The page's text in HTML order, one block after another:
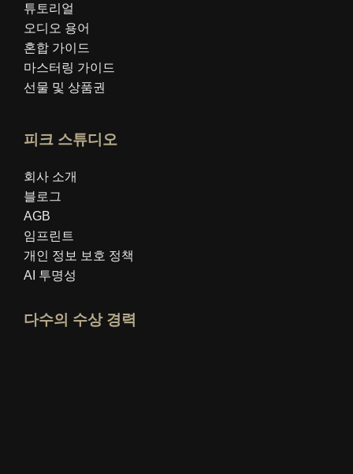
튜토리얼
오디오 용어
혼합 가이드
마스터링 가이드
선물 및 상품권
피크 스튜디오
회사 소개
블로그
AGB
임프린트
개인 정보 보호 정책
AI 투명성
다수의 수상 경력